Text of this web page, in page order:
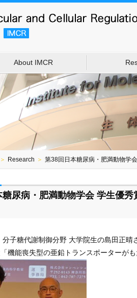
About IMCR
＞ Research ＞ 第38回日本糖尿病・肥満動物学
糖尿病・肥満動物学会 学生優
子糖代謝制御分野 大学院生の島田正晴
機能喪失型の亜鉛トランスポーターが